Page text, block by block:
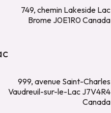
749, chemin Lakeside Lac
Brome J0E1R0 Canada
999, avenue Saint-Charles
Vaudreuil-sur-le-Lac J7V4R4
Canada